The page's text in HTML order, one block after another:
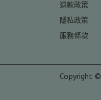
退款政策
隱私政策
服務條款
Copyright ©